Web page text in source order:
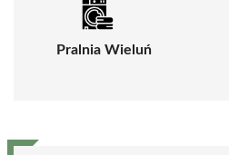
Pralnia Wieluń